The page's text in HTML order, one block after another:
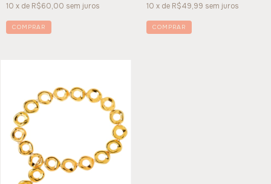
10 x de R$60,00 sem juros
10 x de R$49,99 sem juros